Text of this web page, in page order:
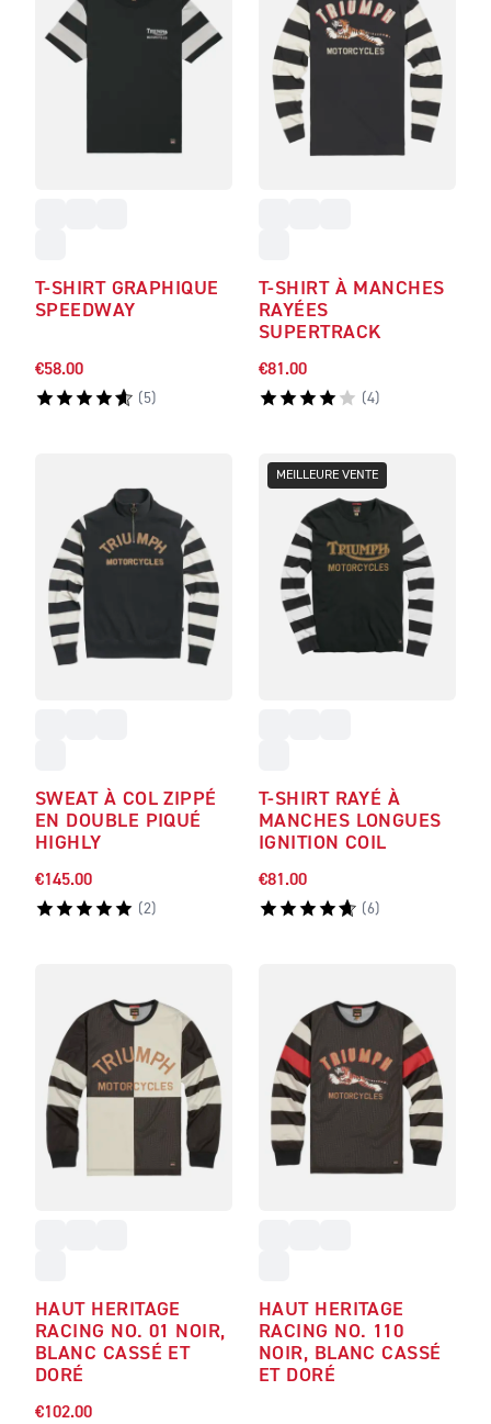
T-SHIRT GRAPHIQUE
SPEEDWAY
€58.00
( 5)
T-SHIRT À MANCHES
RAYÉES
SUPERTRACK
€81.00
(4)
SWEAT À COL ZIPPÉ
EN DOUBLE PIQUÉ
HIGHLY
€145.00
(2)
MEILLEURE VENTE
T-SHIRT RAYÉ À
MANCHES LONGUES
IGNITION COIL
€81.00
(6)
HAUT HERITAGE
RACING NO. 01 NOIR,
BLANC CASSÉ ET
DORÉ
€102.00
HAUT HERITAGE
RACING NO. 110
NOIR, BLANC CASSÉ
ET DORÉ